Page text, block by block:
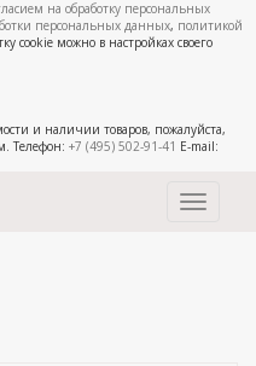
на обработку персональных
персональных данных, политикой
cookie можно в настройках своего
и наличии товаров, пожалуйста,
Телефон: +7 (495) 502-91-41 E-mail:
Toggle